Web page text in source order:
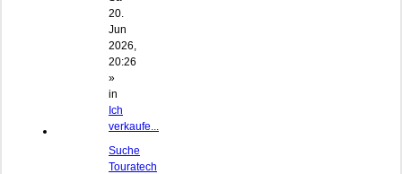
20.
Jun
2026,
20:26
»
in
Ich
verkaufe...
Suche
Touratech